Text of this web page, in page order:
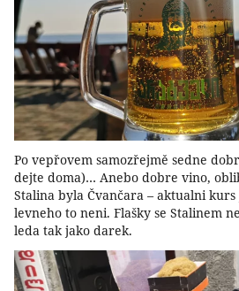
Po vepřovem samozřejmě sedne
dejte doma)… Anebo dobre vino,
Stalina byla Čvančara – aktualni kurs
levneho to neni. Flašky se Stalinem
leda tak jako darek.